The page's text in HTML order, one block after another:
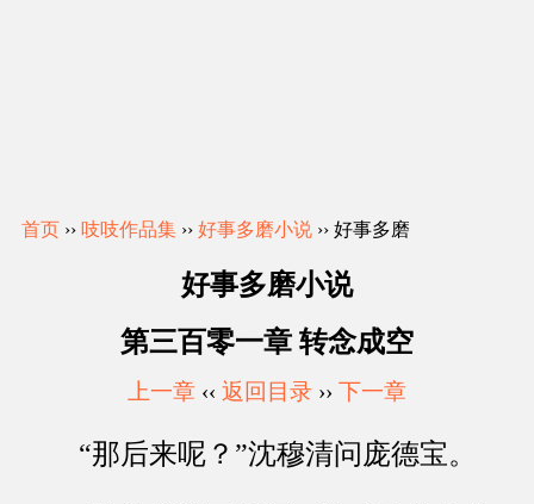
首页 ›› 吱吱作品集 ›› 好事多磨小说 ›› 好事多磨
好事多磨小说
第三百零一章 转念成空
上一章 ‹‹ 返回目录 ›› 下一章
“那后来呢？”沈穆清问庞德宝。